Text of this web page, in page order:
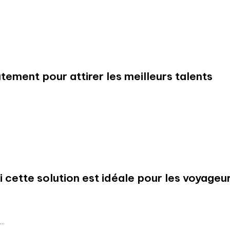
pour attirer les meilleurs talents
solution est idéale pour les